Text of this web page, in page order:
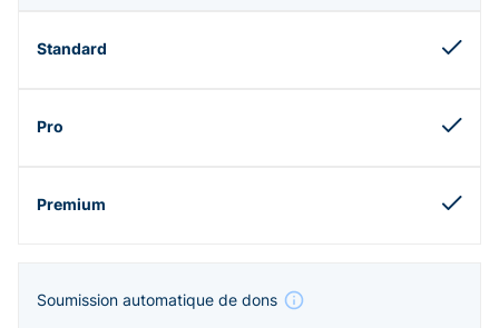
Soumission automatique de dons